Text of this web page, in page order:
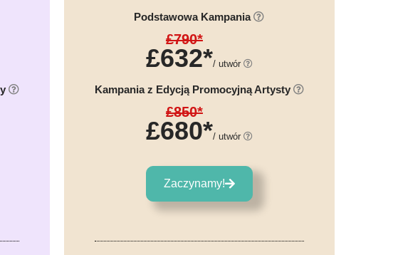
Podstawowa Kampania
£790*
£632*/ utwór
Kampania z Edycją Promocyjną Artysty
£850*
£680*/ utwór
Zaczynamy!